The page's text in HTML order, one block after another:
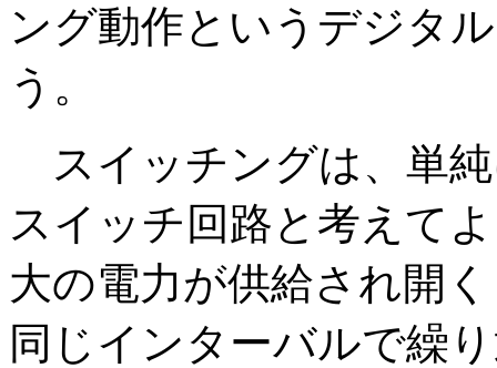
ング動作というデジタ
う。
スイッチングは、単純
スイッチ回路と考えて
大の電力が供給され開
同じインターバルで繰